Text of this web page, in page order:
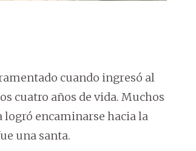
cuando ingresó al
cuatro años de vida. Muchos
encaminarse hacia la
una santa.